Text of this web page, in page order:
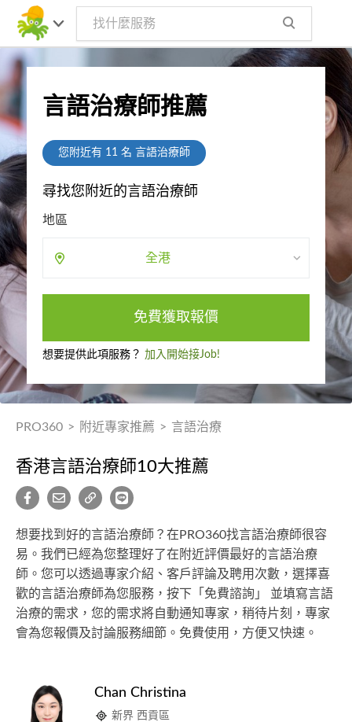
言語治療師推薦
您附近有 11名 言語治療師
尋找您附近的言語治療師
地區
全港
免費獲取報價
想要提供此項服務？ 加入開始接Job!
PRO360 > 附近專家推薦 > 言語治療
香港言語治療師10大推薦
想要找到好的言語治療師？在PRO360找言語治療師很容
易。我們已經為您整理好了在附近評價最好的言語治療
師。您可以透過專家介紹、客戶評論及聘用次數，選擇喜
歡的言語治療師為您服務，按下「免費諮詢」 並填寫言語
治療的需求，您的需求將自動通知專家，稍待片刻，專家
會為您報價及討論服務細節。免費使用，方便又快速。
Chan Christina
新界 西貢區